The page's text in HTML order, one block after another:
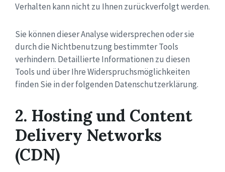
Verhalten kann nicht zu Ihnen zurückverfolgt werden.
Sie können dieser Analyse widersprechen oder sie
durch die Nichtbenutzung bestimmter Tools
verhindern. Detaillierte Informationen zu diesen
Tools und über Ihre Widerspruchsmöglichkeiten
finden Sie in der folgenden Datenschutzerklärung.
2. Hosting und Content
Delivery Networks
(CDN)